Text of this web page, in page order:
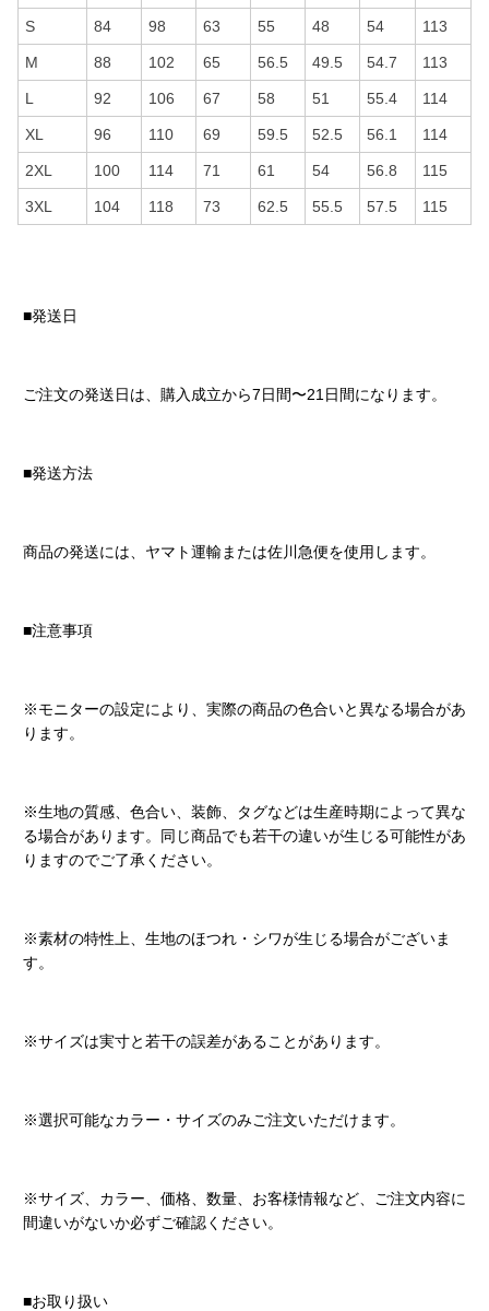
S 84 98 63 55 48 54 113
M 88 102 65 56.5 49.5 54.7 113
L 92 106 67 58 51 55.4 114
XL 96 110 69 59.5 52.5 56.1 114
2XL 100 114 71 61 54 56.8 115
3XL 104 118 73 62.5 55.5 57.5 115
■発送日
ご注文の発送日は、購入成立から7日間〜21日間になります。
■発送方法
商品の発送には、ヤマト運輸または佐川急便を使用します。
■注意事項
※モニターの設定により、実際の商品の色合いと異なる場合があ
ります。
※生地の質感、色合い、装飾、タグなどは生産時期によって異な
る場合があります。同じ商品でも若干の違いが生じる可能性があ
りますのでご了承ください。
※素材の特性上、生地のほつれ・シワが生じる場合がございま
す。
※サイズは実寸と若干の誤差があることがあります。
※選択可能なカラー・サイズのみご注文いただけます。
※サイズ、カラー、価格、数量、お客様情報など、ご注文内容に
間違いがないか必ずご確認ください。
■お取り扱い